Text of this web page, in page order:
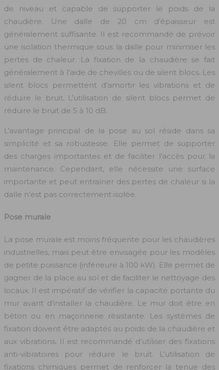
de niveau et capable de supporter le poids de la
chaudière. Une dalle de 20 cm d’épaisseur est
généralement suffisante. Il est recommandé de prévoir
une isolation thermique sous la dalle pour minimiser les
pertes de chaleur. La fixation de la chaudière se fait
généralement à l’aide de chevilles ou de silent blocs. Les
silent blocs permettent d’amortir les vibrations et de
réduire le bruit. L’utilisation de silent blocs permet de
réduire le bruit de 5 à 10 dB.
L’avantage principal de la pose au sol réside dans sa
simplicité et sa robustesse. Elle permet de supporter
des charges importantes et de faciliter l’accès pour la
maintenance. Cependant, elle nécessite une surface
importante et peut entraîner des pertes de chaleur si la
dalle n’est pas correctement isolée.
Pose murale
La pose murale est moins fréquente pour les chaudières
industrielles, mais peut être envisagée pour les modèles
de petite puissance (inférieure à 100 kW). Elle permet de
gagner de la place au sol et de faciliter le nettoyage des
locaux. Il est impératif de vérifier la capacité portante du
mur avant d’installer la chaudière. Le mur doit être en
béton ou en maçonnerie résistante. Les systèmes de
fixation doivent être adaptés au poids de la chaudière et
aux vibrations. Il est recommandé d’utiliser des fixations
anti-vibratoires pour réduire le bruit. L’utilisation de
fixations chimiques permet de renforcer la tenue des